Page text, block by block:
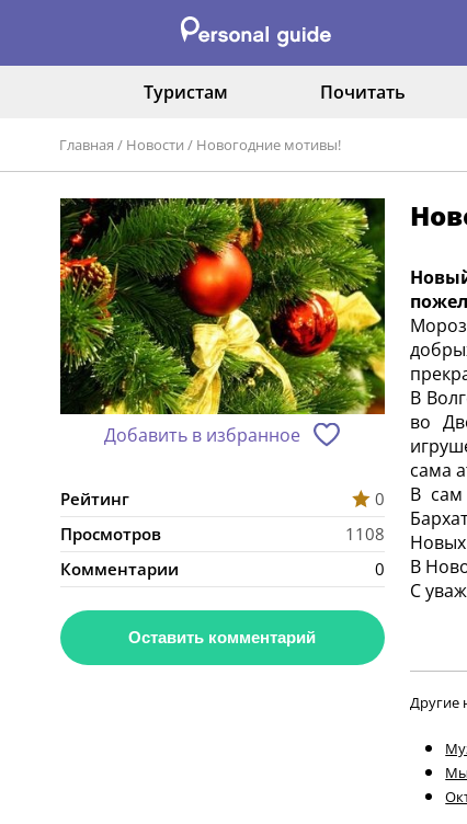
Туристам Почитать
Главная / Новости / Новогодние мотивы!
Добавить в избранное
Рейтинг
0
Просмотров
1108
Комментарии
0
Оставить комментарий
В
во
сама
В сам
Новых
В
С
Другие